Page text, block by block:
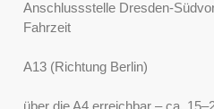
Anschlussstelle Dresden-
Fahrzeit
A13 (Richtung Berlin)